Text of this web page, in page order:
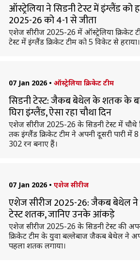
ऑस्ट्रेलिया ने सिडनी टेस्ट में इंग्लैंड को
2025-26 को 4-1 से जीता
एशेज सीरीज 2025-26 में ऑस्ट्रेलिया क्रिकेट
टेस्ट में इंग्लैंड क्रिकेट टीम को 5 विकेट से हराया।
07 Jan 2026 • ऑस्ट्रेलिया क्रिकेट टीम
सिडनी टेस्ट: जैकब बेथेल के शतक के
घिरा इंग्लैंड, ऐसा रहा चौथा दिन
एशेज सीरीज 2025-26 के सिडनी टेस्ट में चौथे
तक इंग्लैंड क्रिकेट टीम ने अपनी दूसरी पारी
302 रन बनाए हैं।
07 Jan 2026 • एशेज सीरीज
एशेज सीरीज 2025-26: जैकब बेथेल ने
टेस्ट शतक, जानिए उनके आंकड़े
एशेज सीरीज 2025-26 के सिडनी टेस्ट की
क्रिकेट टीम के युवा बल्लेबाज जैकब बेथेल ने
पहला शतक लगाया।